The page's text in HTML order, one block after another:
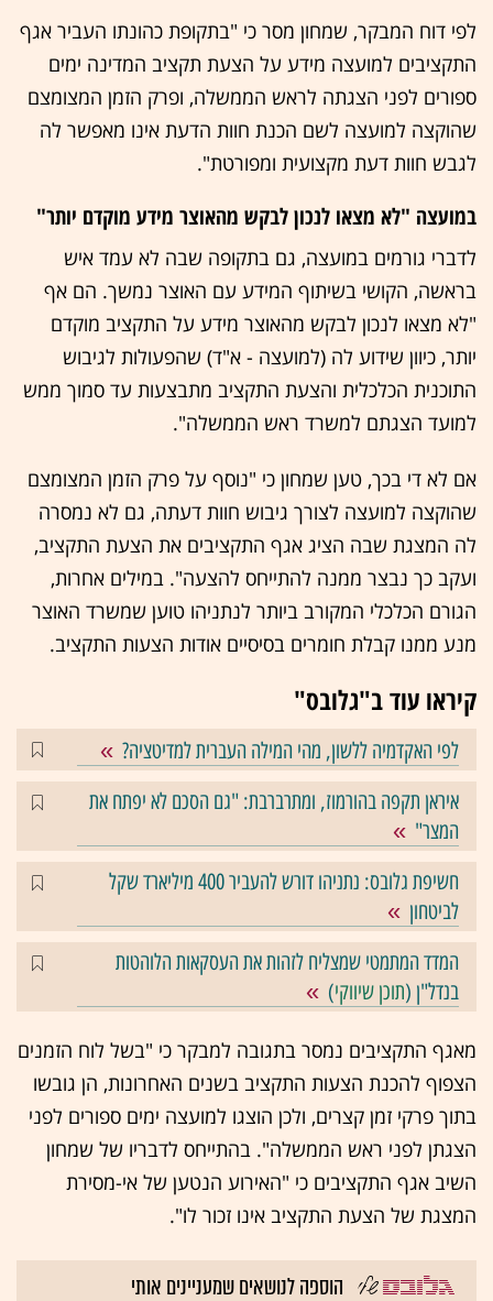
לפי דוח המבקר, שמחון מסר כי "בתקופת כהונתו העביר אגף
התקציבים למועצה מידע על הצעת תקציב המדינה ימים
ספורים לפני הצגתה לראש הממשלה, ופרק הזמן המצומצם
שהוקצה למועצה לשם הכנת חוות הדעת אינו מאפשר לה
לגבש חוות דעת מקצועית ומפורטת".
במועצה "לא מצאו לנכון לבקש מהאוצר מידע מוקדם יותר"
לדברי גורמים במועצה, גם בתקופה שבה לא עמד איש
בראשה, הקושי בשיתוף המידע עם האוצר נמשך. הם אף
"לא מצאו לנכון לבקש מהאוצר מידע על התקציב מוקדם
יותר, כיוון שידוע לה (למועצה - א"ד) שהפעולות לגיבוש
התוכנית הכלכלית והצעת התקציב מתבצעות עד סמוך ממש
למועד הצגתם למשרד ראש הממשלה".
אם לא די בכך, טען שמחון כי "נוסף על פרק הזמן המצומצם
שהוקצה למועצה לצורך גיבוש חוות דעתה, גם לא נמסרה
לה המצגת שבה הציג אגף התקציבים את הצעת התקציב,
ועקב כך נבצר ממנה להתייחס להצעה". במילים אחרות,
הגורם הכלכלי המקורב ביותר לנתניהו טוען שמשרד האוצר
מנע ממנו קבלת חומרים בסיסיים אודות הצעות התקציב.
קיראו עוד ב"גלובס"
לפי האקדמיה ללשון, מהי המילה העברית למדיטציה?
איראן תקפה בהורמוז, ומתרברבת: "גם הסכם לא יפתח את
המצר"
חשיפת גלובס: נתניהו דורש להעביר 400 מיליארד שקל
לביטחון
המדד המתמטי שמצליח לזהות את העסקאות הלוהטות
בנדל"ן (תוכן שיווקי)
מאגף התקציבים נמסר בתגובה למבקר כי "בשל לוח הזמנים
הצפוף להכנת הצעות התקציב בשנים האחרונות, הן גובשו
בתוך פרקי זמן קצרים, ולכן הוצגו למועצה ימים ספורים לפני
הצגתן לפני ראש הממשלה". בהתייחס לדבריו של שמחון
השיב אגף התקציבים כי "האירוע הנטען של אי-מסירת
המצגת של הצעת התקציב אינו זכור לו".
הוספה לנושאים שמעניינים אותי